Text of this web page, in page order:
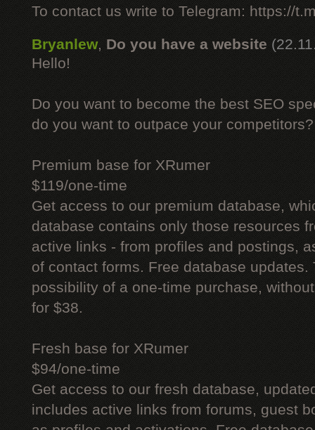
To contact us write to Telegram: https://
Bryanlew, Do you have a website
Hello!
Do you want to become the best SEO
do you want to outpace your competitors?
Premium base for XRumer
$119/one-time
Get access to our premium database,
database contains only those resources
active links - from profiles and postings,
of contact forms. Free database updates.
possibility of a one-time purchase,
for $38.
Fresh base for XRumer
$94/one-time
Get access to our fresh database,
includes active links from forums, guest